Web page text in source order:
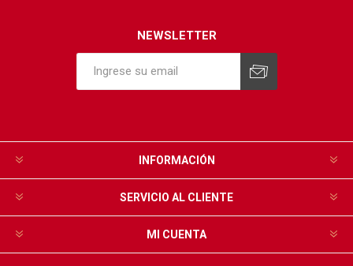
NEWSLETTER
INFORMACIÓN
SERVICIO AL CLIENTE
MI CUENTA